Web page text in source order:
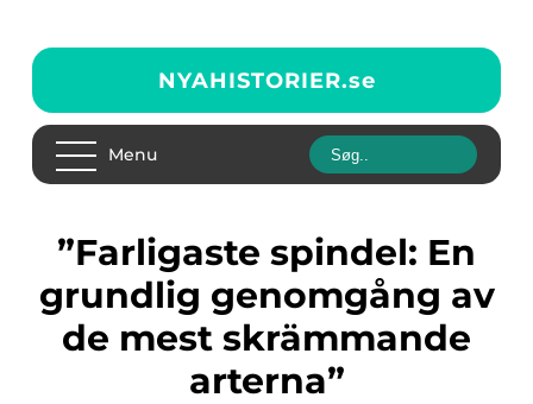
NYAHISTORIER.se
Menu
”Farligaste spindel: En
grundlig genomgång av
de mest skrämmande
arterna”